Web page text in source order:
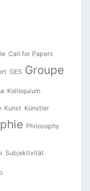
Call for Papers
GES Groupe
Kolloquium
Kunst Künstler
Philosophy
Subjektivität